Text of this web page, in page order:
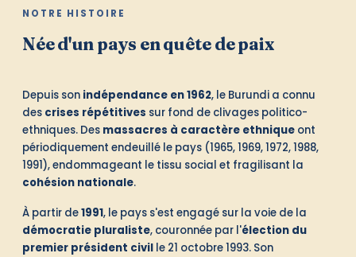
NOTRE HISTOIRE
Née d'un pays en quête de paix
Depuis son indépendance en 1962, le Burundi a connu
des crises répétitives sur fond de clivages politico-
ethniques. Des massacres à caractère ethnique ont
périodiquement endeuillé le pays (1965, 1969, 1972, 1988,
1991), endommageant le tissu social et fragilisant la
cohésion nationale.
À partir de1991, le pays s'est engagé sur la voie de la
démocratie pluraliste, couronnée par l'élection du
premier président civil le 21 octobre 1993. Son